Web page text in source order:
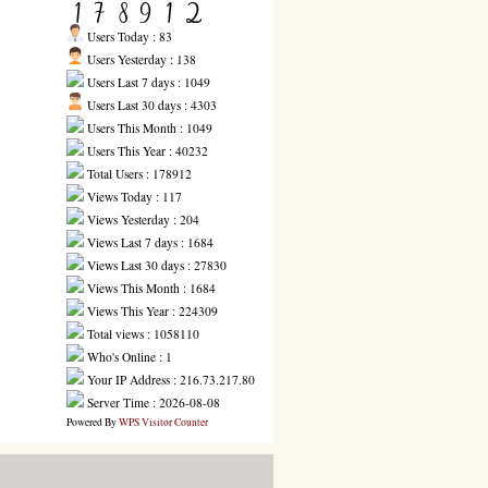
Users Today : 83
Users Yesterday : 138
Users Last 7 days : 1049
Users Last 30 days : 4303
Users This Month : 1049
Users This Year : 40232
Total Users : 178912
Views Today : 117
Views Yesterday : 204
Views Last 7 days : 1684
Views Last 30 days : 27830
Views This Month : 1684
Views This Year : 224309
Total views : 1058110
Who's Online : 1
Your IP Address : 216.73.217.80
Server Time : 2026-08-08
Powered ByWPS Visitor Counter